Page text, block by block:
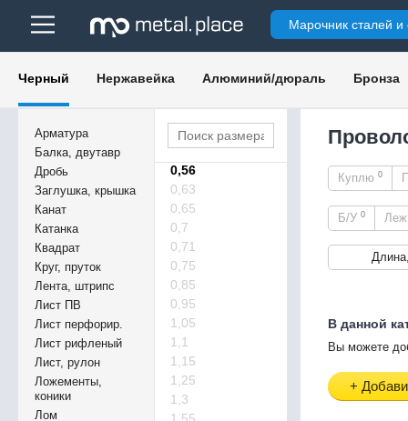
Марочник сталей и
Черный Нержавейка Алюминий/дюраль Бронза
Арматура
Балка, двутавр
Дробь
Заглушка, крышка
Канат
Катанка
Квадрат
Круг, пруток
Лента, штрипс
Лист ПВ
Лист перфорир.
Лист рифленый
Лист, рулон
Ложементы,
коники
Лом
0,32
0,34
0,35
0,36
0,38
0,45
0,55
0,56
0,63
0,65
0,7
0,71
0,75
0,85
0,95
1,05
1,1
1,15
1,25
1,3
Куплю 0
Б/У 0
В данной
Вы можете
+